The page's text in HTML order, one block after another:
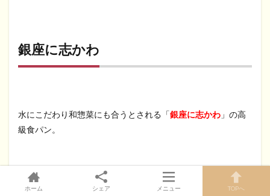
銀座に志かわ
水にこだわり和惣菜にも合うとされる「銀座に志かわ 」の高
級食パン。
こちらも、 1本（2斤）864円
ホーム シェア メニュー TOPへ